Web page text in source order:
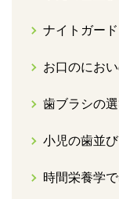
ナイトガー
お口のにお
歯ブラシの
小児の歯並
時間栄養学